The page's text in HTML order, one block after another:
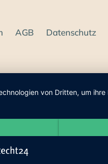
AGB Datenschutz
von Dritten, um